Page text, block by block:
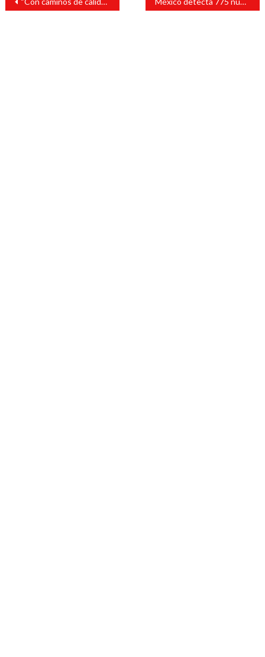
entradas